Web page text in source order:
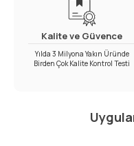
Kalite ve Güvence
Yılda 3 Milyona Yakın Üründe
Birden Çok Kalite Kontrol Testi